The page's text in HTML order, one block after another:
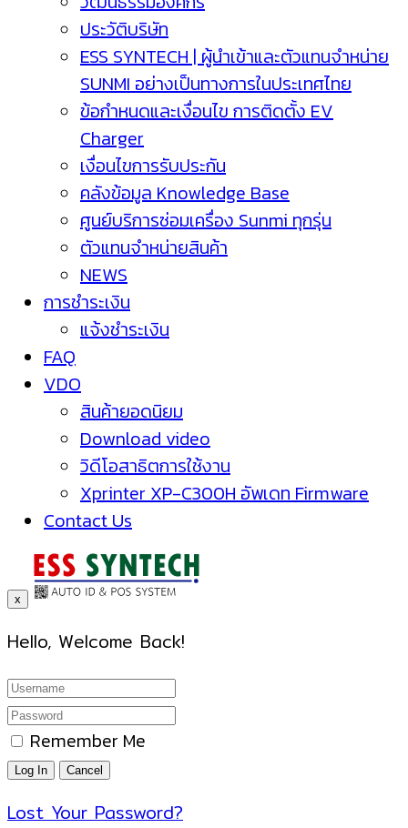
ประวัติบริษัท
ESS SYNTECH | ผู้นำเข้าและตัวแทนจำหน่าย
SUNMI อย่างเป็นทางการในประเทศไทย
ข้อกำหนดและเงื่อนไข การติดตั้ง EV
Charger
เงื่อนไขการรับประกัน
คลังข้อมูล Knowledge Base
ศูนย์บริการซ่อมเครื่อง Sunmi ทุกรุ่น
ตัวแทนจำหน่ายสินค้า
NEWS
การชำระเงิน
แจ้งชำระเงิน
FAQ
VDO
สินค้ายอดนิยม
Download video
วิดีโอสาธิตการใช้งาน
Xprinter XP-C300H อัพเดท Firmware
Contact Us
x
Hello, Welcome Back!
Remember Me
Lost Your Password?